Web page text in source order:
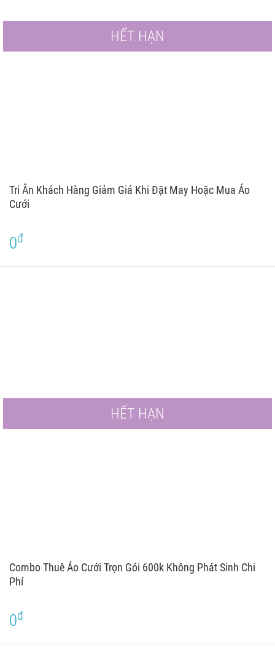
HẾT HẠN
Tri Ân Khách Hàng Giảm Giá Khi Đặt May Hoặc Mua Áo
Cưới
0đ
HẾT HẠN
Combo Thuê Áo Cưới Trọn Gói 600k Không Phát Sinh Chi
Phí
0đ